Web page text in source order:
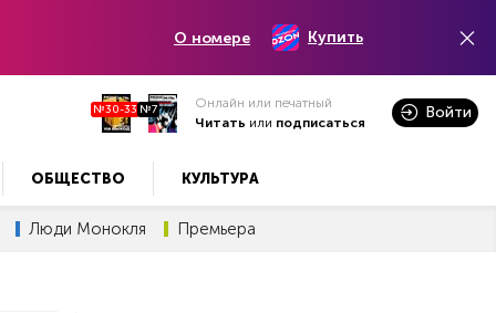
О номере Купить
№30-33 №7
Онлайн или печатный
Читать или подписаться
Войти
ОБЩЕСТВО КУЛЬТУРА
Люди Монокля Премьера